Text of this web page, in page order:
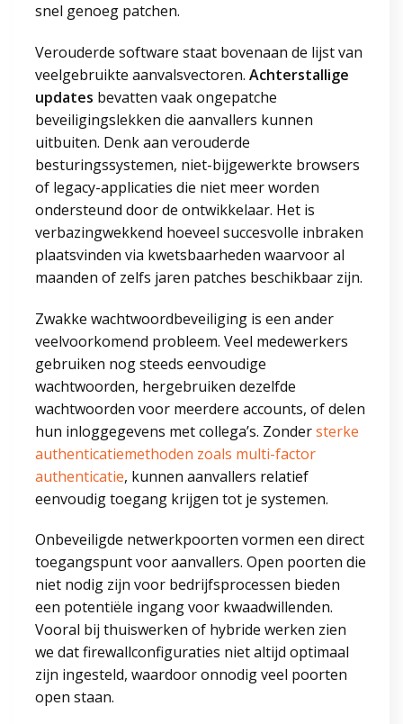
snel genoeg patchen.
Verouderde software staat bovenaan de lijst van
veelgebruikte aanvalsvectoren. Achterstallige
updates bevatten vaak ongepatche
beveiligingslekken die aanvallers kunnen
uitbuiten. Denk aan verouderde
besturingssystemen, niet-bijgewerkte browsers
of legacy-applicaties die niet meer worden
ondersteund door de ontwikkelaar. Het is
verbazingwekkend hoeveel succesvolle inbraken
plaatsvinden via kwetsbaarheden waarvoor al
maanden of zelfs jaren patches beschikbaar zijn.
Zwakke wachtwoordbeveiliging is een ander
veelvoorkomend probleem. Veel medewerkers
gebruiken nog steeds eenvoudige
wachtwoorden, hergebruiken dezelfde
wachtwoorden voor meerdere accounts, of delen
hun inloggegevens met collega’s. Zondersterke
authenticatiemethoden zoals multi-factor
authenticatie, kunnen aanvallers relatief
eenvoudig toegang krijgen tot je systemen.
Onbeveiligde netwerkpoorten vormen een direct
toegangspunt voor aanvallers. Open poorten die
niet nodig zijn voor bedrijfsprocessen bieden
een potentiële ingang voor kwaadwillenden.
Vooral bij thuiswerken of hybride werken zien
we dat firewallconfiguraties niet altijd optimaal
zijn ingesteld, waardoor onnodig veel poorten
open staan.